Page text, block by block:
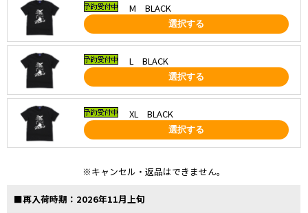
M BLACK
選択する
L BLACK
選択する
XL BLACK
選択する
※キャンセル・返品はできません。
■再入荷時期：2026年11月上旬